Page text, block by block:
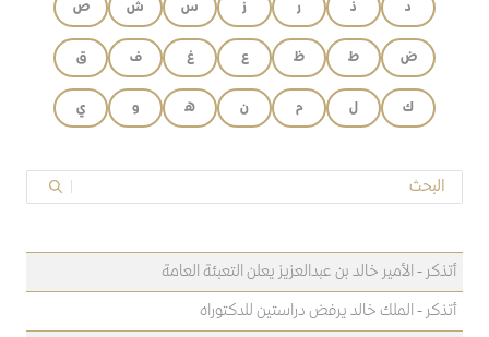
د ذ ر ز س ش ص
ض ط ظ ع غ ف ق
ك ل م ن ه و ي
أتذكر - الأمير خالد بن عبدالعزيز يعلن التعبئة العامة
أتذكر - الملك خالد يرفض دراستين للدكتوراه